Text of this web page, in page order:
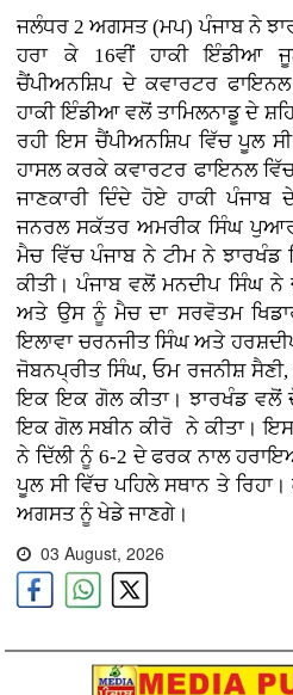
ਜਲੰਧਰ 2 ਅਗਸਤ (ਮਪ) ਪੰਜਾਬ ਨੇ
ਹਰਾ ਕੇ 16ਵੀਂ ਹਾਕੀ ਇੰਡੀਆ
ਚੈਂਪੀਅਨਸ਼ਿਪ ਦੇ ਕਵਾਰਟਰ
ਹਾਕੀ ਇੰਡੀਆ ਵਲੋਂ ਤਾਮਿਲਨਾਡੂ ਦੇ
ਰਹੀ ਇਸ ਚੈਂਪੀਅਨਸ਼ਿਪ ਵਿੱਚ ਪੂਲ
ਹਾਸਲ ਕਰਕੇ ਕਵਾਰਟਰ ਫਾਇਨਲ
ਜਾਣਕਾਰੀ ਦਿੰਦੇ ਹੋਏ ਹਾਕੀ
ਜਨਰਲ ਸਕੱਤਰ ਅਮਰੀਕ ਸਿੰਘ
ਮੈਚ ਵਿੱਚ ਪੰਜਾਬ ਨੇ ਟੀਮ ਨੇ ਝਾਰਖੰਡ
ਕੀਤੀ। ਪੰਜਾਬ ਵਲੋਂ ਮਨਦੀਪ ਸਿੰਘ
ਅਤੇ ਉਸ ਨੂੰ ਮੈਚ ਦਾ ਸਰਵੋਤਮ
ਇਲਾਵਾ ਚਰਨਜੀਤ ਸਿੰਘ ਅਤੇ
ਜੋਬਨਪ੍ਰੀਤ ਸਿੰਘ, ਓਮ ਰਜਨੀਸ਼
ਇਕ ਇਕ ਗੋਲ ਕੀਤਾ। ਝਾਰਖੰਡ ਵਲੋਂ
ਇਕ ਗੋਲ ਸਬੀਨ ਕੀਰੋ ਨੇ ਕੀਤਾ। ਇਸ
ਨੇ ਦਿੱਲੀ ਨੂੰ 6-2 ਦੇ ਫਰਕ ਨਾਲ
ਪੂਲ ਸੀ ਵਿੱਚ ਪਹਿਲੇ ਸਥਾਨ ਤੇ
ਅਗਸਤ ਨੂੰ ਖੇਡੇ ਜਾਣਗੇ।
03 August, 2026